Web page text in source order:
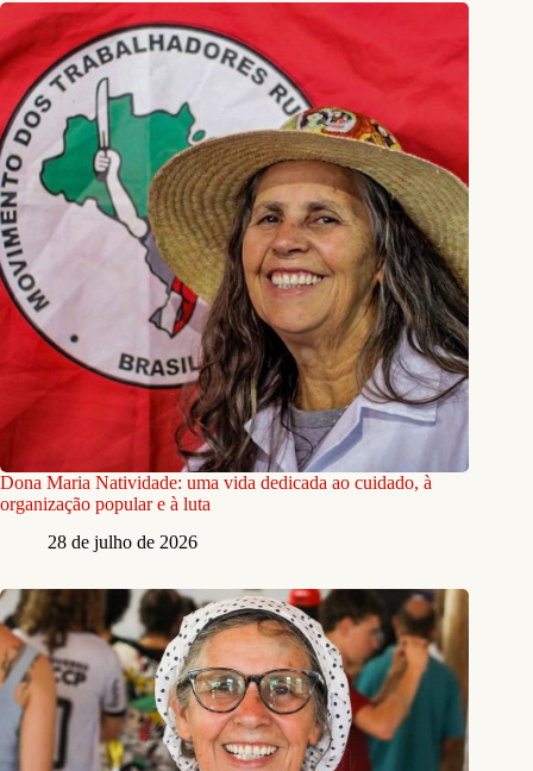
Dona Maria Natividade: uma vida dedicada ao cuidado, à
organização popular e à luta
28 de julho de 2026